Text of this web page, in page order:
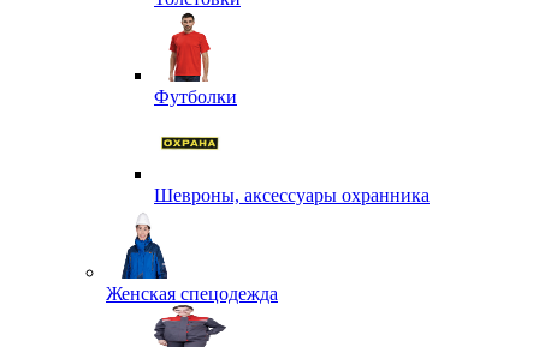
Футболки
Шевроны, аксессуары охранника
Женская спецодежда